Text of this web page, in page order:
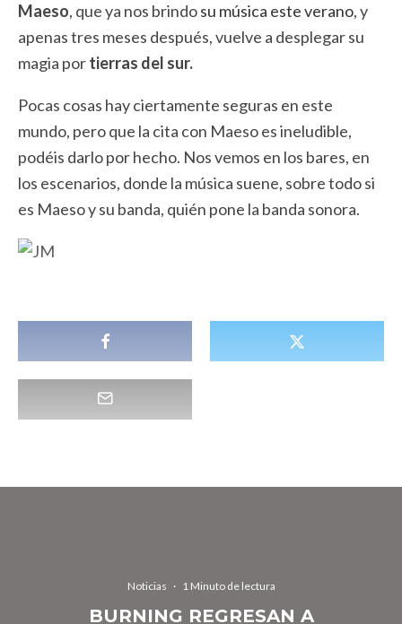
Maeso, que ya nos brindosu música este verano, y
apenas tres meses después, vuelve a desplegar su
magia portierras del sur.
Pocas cosas hay ciertamente seguras en este
mundo, pero que la cita con Maeso es ineludible,
podéis darlo por hecho. Nos vemos en los bares, en
los escenarios, donde la música suene, sobre todo si
es Maeso y su banda, quién pone la banda sonora.
Noticias · 1 Minuto de lectura
BURNING REGRESAN A